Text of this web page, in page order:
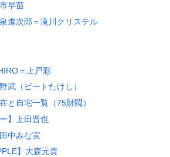
早苗
進次郎＝滝川クリステル
＝上戸彩
武（ビートたけし）
と自宅一覧（75財閥）
】上田晋也
中みな実
】大森元貴